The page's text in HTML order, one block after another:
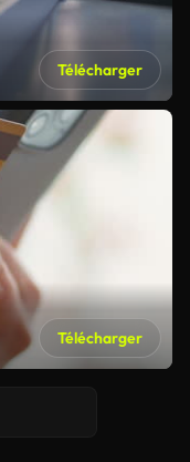
Télécharger
Télécharger